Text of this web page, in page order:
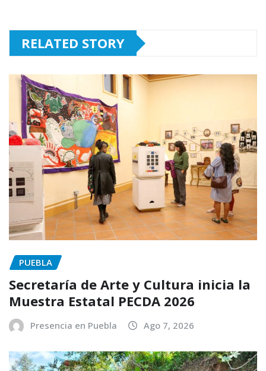
RELATED STORY
PUEBLA
Secretaría de Arte y Cultura inicia la
Muestra Estatal PECDA 2026
Presencia en Puebla Ago 7, 2026